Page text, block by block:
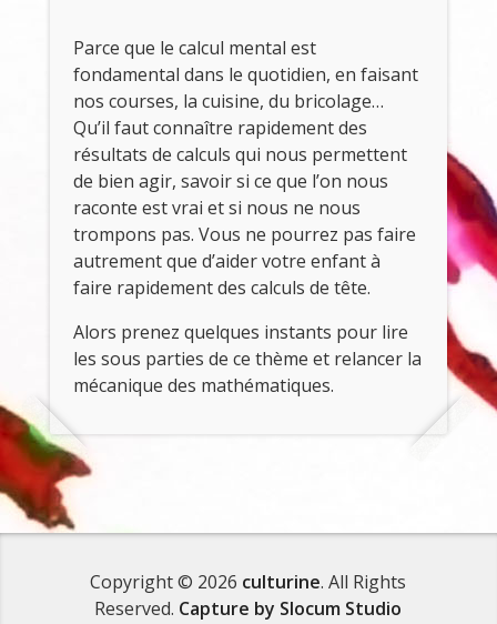
Parce que le calcul mental est
fondamental dans le quotidien, en faisant
nos courses, la cuisine, du bricolage…
Qu’il faut connaître rapidement des
résultats de calculs qui nous permettent
de bien agir, savoir si ce que l’on nous
raconte est vrai et si nous ne nous
trompons pas. Vous ne pourrez pas faire
autrement que d’aider votre enfant à
faire rapidement des calculs de tête.
Alors prenez quelques instants pour lire
les sous parties de ce thème et relancer la
mécanique des mathématiques.
Copyright © 2026 culturine. All Rights
Reserved. Capture by Slocum Studio